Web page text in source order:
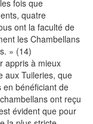
fois que
quatre
ont la faculté de
les Chambellans
» (14)
appris à mieux
aux Tuileries, que
en bénéficiant de
ont reçu
évident que pour